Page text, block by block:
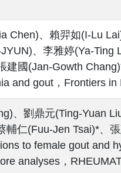
Chen)、賴羿如(I-Lu
、李雅婷(Ya-Ting
建國(Jan-Gowth
and gout，Frontiers
、劉鼎元(Ting-Yuan
仁(Fuu-Jen Tsai)*、
to female gout and
analyses，